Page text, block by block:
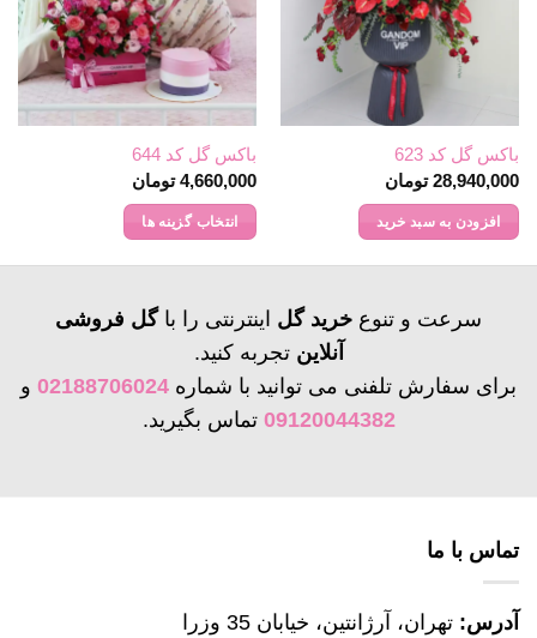
باکس گل کد 623
28,940,000 تومان
افزودن به سبد خرید
باکس گل کد 644
4,660,000 تومان
انتخاب گزینه ها
انواع
مختلفی
می
باشد.
محصول
سرعت و تنوع خرید گل اینترنتی را باگل فروشی
آنلاین تجربه کنید.
برای سفارش تلفنی می توانید با شماره 02188706024 و
09120044382 تماس بگیرید.
تماس با ما
آدرس: تهران، آرژانتین، خیابان 35 وزرا